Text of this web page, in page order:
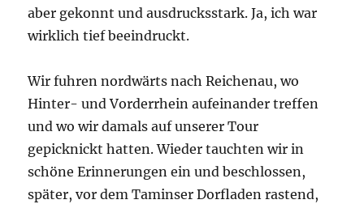
aber gekonnt und ausdrucksstark. Ja, ich war
wirklich tief beeindruckt.
Wir fuhren nordwärts nach Reichenau, wo
Hinter- und Vorderrhein aufeinander treffen
und wo wir damals auf unserer Tour
gepicknickt hatten. Wieder tauchten wir in
schöne Erinnerungen ein und beschlossen,
später, vor dem Taminser Dorfladen rastend,